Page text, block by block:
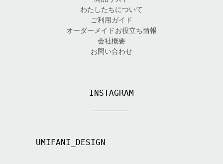
わたしたちについて
ご利用ガイド
オーダーメイドお役立ち情報
会社概要
お問い合わせ
INSTAGRAM
UMIFANI_DESIGN